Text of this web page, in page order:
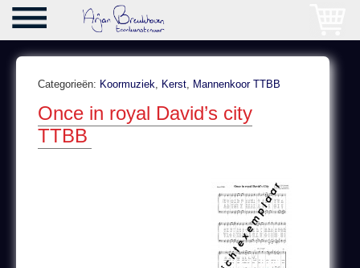
Categorieën: Koormuziek, Kerst, Mannenkoor TTBB
Once in royal David’s city
TTBB